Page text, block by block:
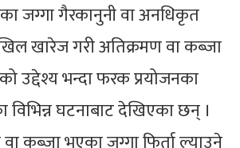
जग्गा गैरकानुनी वा अनधिकृत
खारेज गरी अतिक्रमण वा कब्जा
उद्देश्य भन्दा फरक प्रयोजनका
विभिन्न घटनाबाट देखिएका छन् ।